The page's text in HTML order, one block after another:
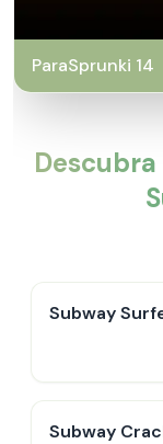
ParaSprunki 14
Descubra
Subway
Subway